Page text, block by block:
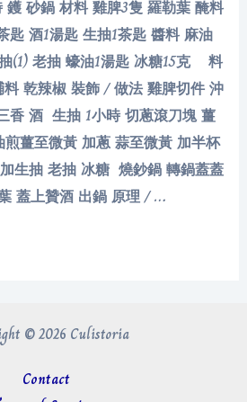
鑊 砂鍋 材料 雞脾3隻 羅勒葉 醃料
匙 酒1湯匙 生抽1茶匙 醬料 麻油
(1) 老抽 蠔油1湯匙 冰糖15克 料
乾辣椒 裝飾 / 做法 雞脾切件 沖
香 酒 生抽 1小時 切蔥滾刀塊 薑
薑至微黃 加蔥 蒜至微黃 加半杯
生抽 老抽 冰糖 燒鈔鍋 轉鍋蓋蓋
蓋上贊酒 出鍋 原理 / …
© 2026 Culistoria
Contact